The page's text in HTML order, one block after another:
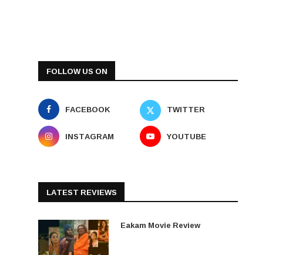
FOLLOW US ON
FACEBOOK
TWITTER
INSTAGRAM
YOUTUBE
LATEST REVIEWS
Eakam Movie Review